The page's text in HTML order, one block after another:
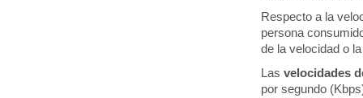
Respecto a la
persona
de la velocidad o
Lasvelocidades
por segundo